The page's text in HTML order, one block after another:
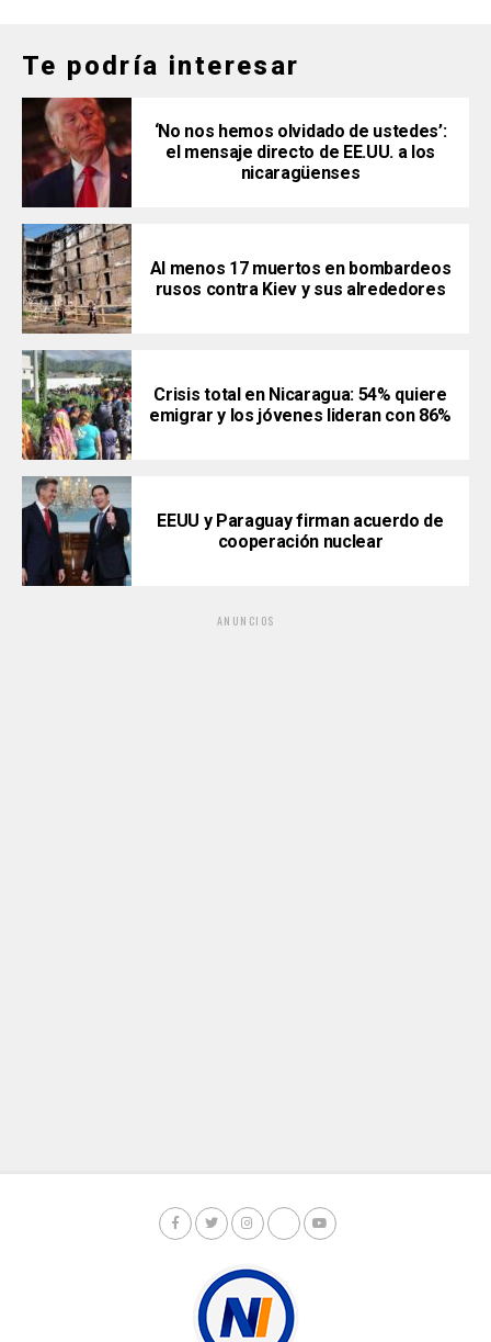
Te podría interesar
‘No nos hemos olvidado de ustedes’:
el mensaje directo de EE.UU. a los
nicaragüenses
Al menos 17 muertos en bombardeos
rusos contra Kiev y sus alrededores
Crisis total en Nicaragua: 54% quiere
emigrar y los jóvenes lideran con 86%
EEUU y Paraguay firman acuerdo de
cooperación nuclear
ANUNCIOS